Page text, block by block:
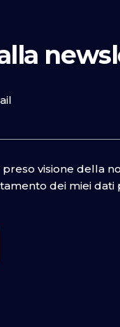
preso visione della
dei miei dati